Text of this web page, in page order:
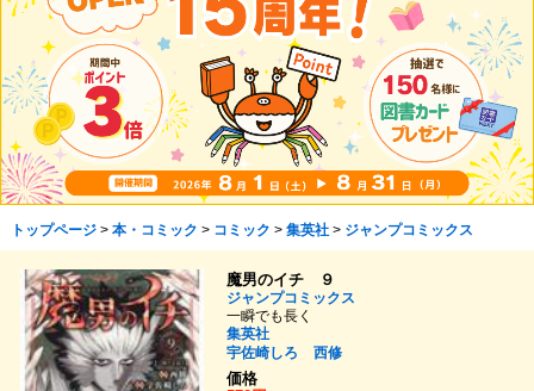
トップページ> 本・コミック > コミック > 集英社> ジャンプコミックス
魔男のイチ ９
ジャンプコミックス
一瞬でも長く
集英社
宇佐崎しろ
西修
価格